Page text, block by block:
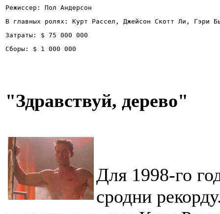
Режиссер: Пол Андерсон
В главных ролях: Курт Рассел, Джейсон Скотт Ли, Гэри
Затраты: $ 75 000 000
Сборы: $ 1 000 000
"Здравствуй, дерево"
Для 1998-го
сродни